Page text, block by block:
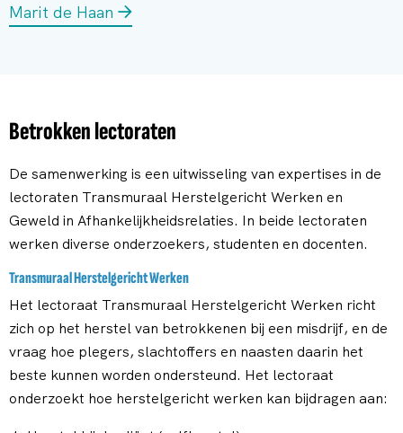
Marit de Haan
Betrokken lectoraten
De samenwerking is een uitwisseling van expertises in de
lectoraten Transmuraal Herstelgericht Werken en
Geweld in Afhankelijkheidsrelaties. In beide lectoraten
werken diverse onderzoekers, studenten en docenten.
Transmuraal Herstelgericht Werken
Het lectoraat Transmuraal Herstelgericht Werken richt
zich op het herstel van betrokkenen bij een misdrijf, en de
vraag hoe plegers, slachtoffers en naasten daarin het
beste kunnen worden ondersteund. Het lectoraat
onderzoekt hoe herstelgericht werken kan bijdragen aan: